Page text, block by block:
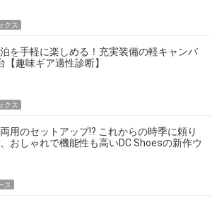
クス
を手軽に楽しめる！充実装備の軽キャンパ
【趣味ギア適性診断】
クス
用のセットアップ!? これからの時季に頼り
おしゃれで機能性も高いDC Shoesの新作ウ
ス